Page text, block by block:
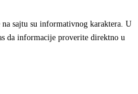
sajtu su informativnog karaktera. U
da informacije proverite direktno u